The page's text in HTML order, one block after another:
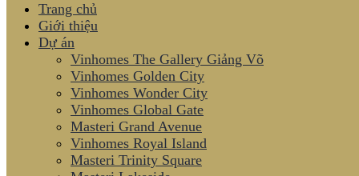
Trang chủ
Giới thiệu
Dự án
Vinhomes The Gallery Giảng Võ
Vinhomes Golden City
Vinhomes Wonder City
Vinhomes Global Gate
Masteri Grand Avenue
Vinhomes Royal Island
Masteri Trinity Square